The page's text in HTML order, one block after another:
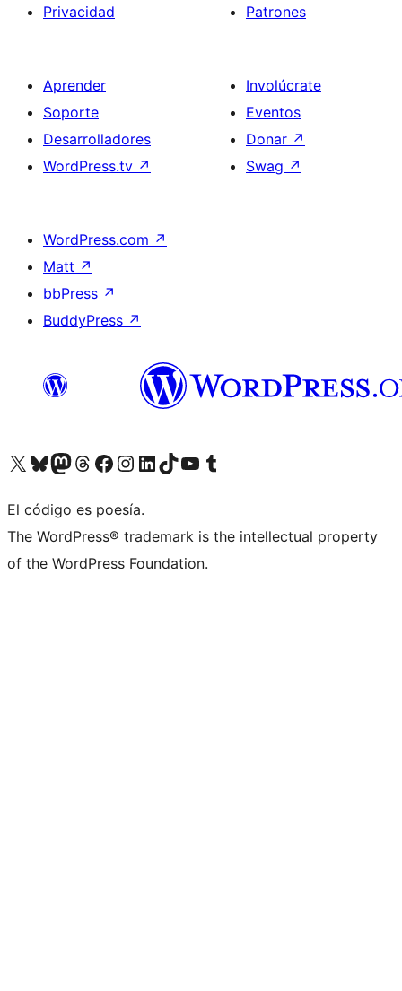
Privacidad
Patrones
Aprender
Soporte
Desarrolladores
WordPress.tv ↗
Involúcrate
Eventos
Donar ↗
Swag ↗
WordPress.com ↗
Matt ↗
bbPress ↗
BuddyPress ↗
Visita nuestra cuenta de X (anteriormente Twitter)
Visita nuestra cuenta de Bluesky
Visita nuestra cuenta de Mastodon
Visita nuestra cuenta de Threads
Visita nuestra página de Facebook
Visita nuestra cuenta de Instagram
Visita nuestra cuenta de LinkedIn
Visita nuestra cuenta de TikTok
Visita nuestro canal de YouTube
Visita nuestra cuenta de Tumblr
El código es poesía.
The WordPress® trademark is the intellectual property
of the WordPress Foundation.